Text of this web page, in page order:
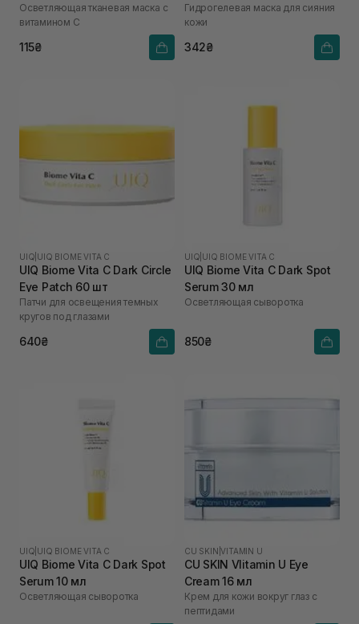
Осветляющая тканевая маска с
витамином C
115₴
Гидрогелевая маска для сияния
кожи
342₴
UIQ UIQ BIOME VITA C
UIQ Biome Vita C Dark Circle
Eye Patch 60 шт
Патчи для освещения темных
кругов под глазами
640₴
UIQ UIQ BIOME VITA C
UIQ Biome Vita C Dark Spot
Serum 30 мл
Осветляющая сыворотка
850₴
UIQ UIQ BIOME VITA C
UIQ Biome Vita C Dark Spot
Serum 10 мл
Осветляющая сыворотка
CU SKIN |VITAMIN U
CU SKIN VIitamin U Eye
Cream 16 мл
Крем для кожи вокруг глаз с
пептидами